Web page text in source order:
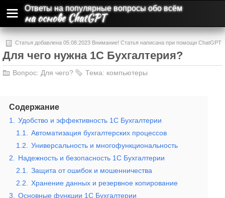
Ответы на популярные вопросы обо всём
на основе ChatGPT
Статья добавлена 05.08.2023 Внимание! Статья написана при помощи ChatGPT
и может содержать ошибки и неточности.
Для чего нужна 1С Бухгалтерия?
Вопрос: Для чего? Тема: компьютеры
Содержание
1.
Удобство и эффективность 1С Бухгалтерии
1.1.
Автоматизация бухгалтерских процессов
1.2.
Универсальность и многофункциональность
2.
Надежность и безопасность 1С Бухгалтерии
2.1.
Защита от ошибок и мошенничества
2.2.
Хранение данных и резервное копирование
3.
Основные функции 1С Бухгалтерии